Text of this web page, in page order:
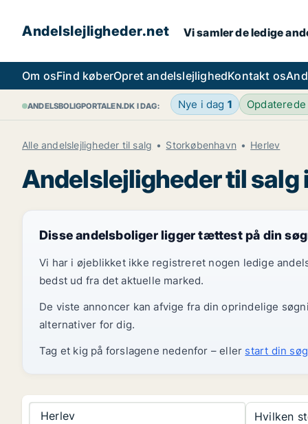
Andelslejligheder.net Vi samler de ledige
Om osFind køberOpret andelslejlighedKontakt os
ANDELSBOLIGPORTALEN.DK I DAG: Nye i dag 1
Alle andelslejligheder til salg Storkøbenhavn Herlev
Andelslejligheder til salg
Disse andelsboliger ligger tættest på din
Vi har i øjeblikket ikke registreret nogen ledige
bedst ud fra det aktuelle marked.
De viste annoncer kan afvige fra din oprindelige
alternativer for dig.
Tag et kig på forslagene nedenfor – eller start din
Herlev Hvilken